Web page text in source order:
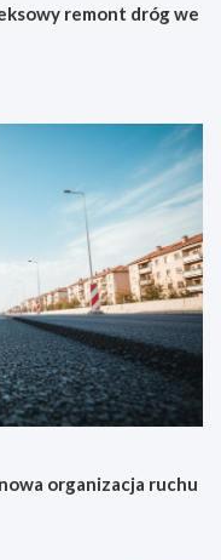
remont dróg we
organizacja ruchu